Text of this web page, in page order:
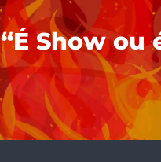
“É Show ou